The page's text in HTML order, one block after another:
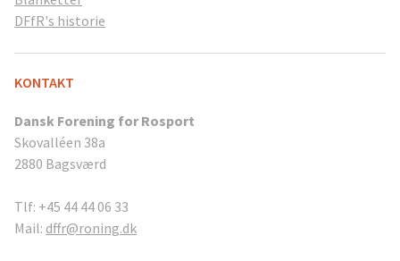
DFfR's historie
KONTAKT
Dansk Forening for Rosport
Skovalléen 38a
2880 Bagsværd
Tlf: +45 44 44 06 33
Mail: dffr@roning.dk